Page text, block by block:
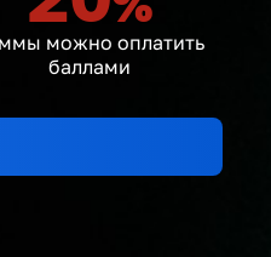
можно оплатить
баллами